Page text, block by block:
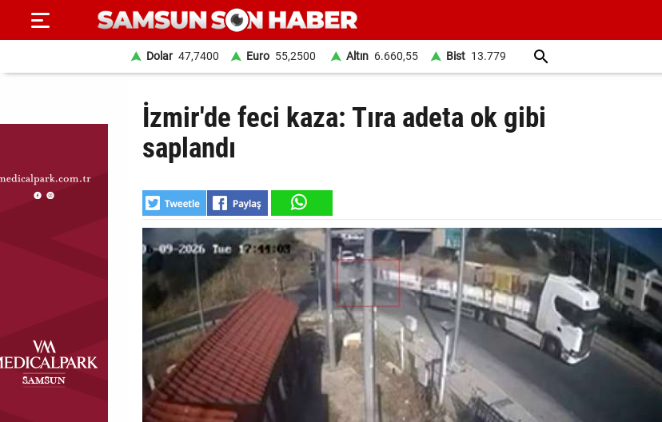
SAYFA
HABER
DÜNYA
MAGAZİN
Dolar 47,7400 Euro 55,2500 Altın 6.660,55 Bist 13.779
İzmir'de feci kaza: Tıra adeta ok gibi
saplandı